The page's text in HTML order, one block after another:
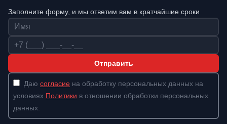
Заполните форму, и мы ответим вам в кратчайшие сроки
Имя
Телефон
Отправить
Даю согласие на обработку персональных данных на
условиях Политики в отношении обработки персональных
данных.